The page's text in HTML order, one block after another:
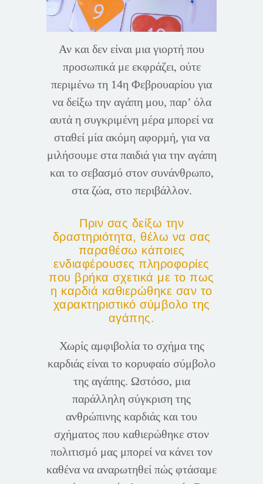
Αν και δεν είναι μια γιορτή που
προσωπικά με εκφράζει, ούτε
περιμένω τη 14η Φεβρουαρίου για
να δείξω την αγάπη μου, παρ’ όλα
αυτά η συγκριμένη μέρα μπορεί να
σταθεί μία ακόμη αφορμή, για να
μιλήσουμε στα παιδιά για την αγάπη
και το σεβασμό στον συνάνθρωπο,
στα ζώα, στο περιβάλλον.
Πριν σας δείξω την
δραστηριότητα, θέλω να σας
παραθέσω κάποιες
ενδιαφέρουσες πληροφορίες
που βρήκα σχετικά με το πως
η καρδιά καθιερώθηκε σαν το
χαρακτηριστικό σύμβολο της
αγάπης.
Χωρίς αμφιβολία το σχήμα της
καρδιάς είναι το κορυφαίο σύμβολο
της αγάπης. Ωστόσο, μια
παράλληλη σύγκριση της
ανθρώπινης καρδιάς και του
σχήματος που καθιερώθηκε στον
πολιτισμό μας μπορεί να κάνει τον
καθένα να αναρωτηθεί πώς φτάσαμε